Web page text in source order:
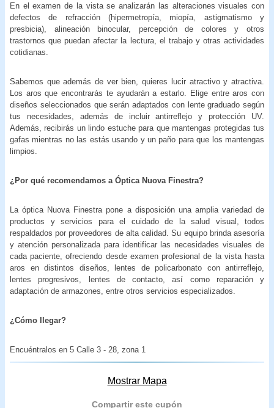
En el examen de la vista se analizarán las alteraciones visuales con
defectos de refracción (hipermetropía, miopía, astigmatismo y
presbicia), alineación binocular, percepción de colores y otros
trastornos que puedan afectar la lectura, el trabajo y otras actividades
cotidianas.
Sabemos que además de ver bien, quieres lucir atractivo y atractiva.
Los aros que encontrarás te ayudarán a estarlo. Elige entre aros con
diseños seleccionados que serán adaptados con lente graduado según
tus necesidades, además de incluir antirreflejo y protección UV.
Además, recibirás un lindo estuche para que mantengas protegidas tus
gafas mientras no las estás usando y un paño para que los mantengas
limpios.
¿Por qué recomendamos a Óptica Nuova Finestra?
La óptica Nuova Finestra pone a disposición una amplia variedad de
productos y servicios para el cuidado de la salud visual, todos
respaldados por proveedores de alta calidad. Su equipo brinda asesoría
y atención personalizada para identificar las necesidades visuales de
cada paciente, ofreciendo desde examen profesional de la vista hasta
aros en distintos diseños, lentes de policarbonato con antirreflejo,
lentes progresivos, lentes de contacto, así como reparación y
adaptación de armazones, entre otros servicios especializados.
¿Cómo llegar?
Encuéntralos en 5 Calle 3 - 28, zona 1
Mostrar Mapa
Compartir este cupón